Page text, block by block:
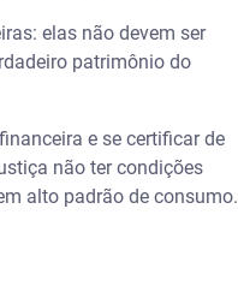
elas não devem ser
patrimônio do
e se certificar de
não ter condições
alto padrão de consumo.